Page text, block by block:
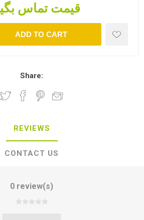
قیمت تماس
ADD TO CART
Share:
REVIEWS
CONTACT US
0 review(s)